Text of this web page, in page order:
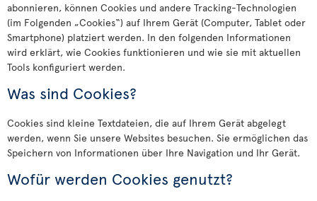
abonnieren, können Cookies und andere Tracking-Technologien
(im Folgenden „Cookies“) auf Ihrem Gerät (Computer, Tablet oder
Smartphone) platziert werden. In den folgenden Informationen
wird erklärt, wie Cookies funktionieren und wie sie mit aktuellen
Tools konfiguriert werden.
Was sind Cookies?
Cookies sind kleine Textdateien, die auf Ihrem Gerät abgelegt
werden, wenn Sie unsere Websites besuchen. Sie ermöglichen das
Speichern von Informationen über Ihre Navigation und Ihr Gerät.
Wofür werden Cookies genutzt?